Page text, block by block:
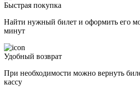
Быстрая покупка
Найти нужный билет и оформить его
минут
Удобный возврат
При необходимости можно вернуть
кассу